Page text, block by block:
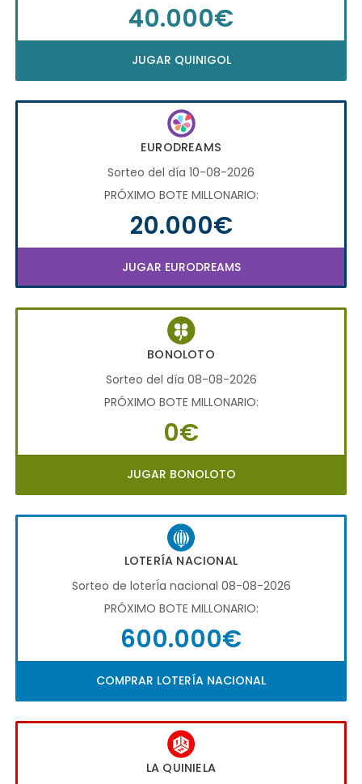
40.000€
JUGAR QUINIGOL
EURODREAMS
Sorteo del día 10-08-2026
PRÓXIMO BOTE MILLONARIO:
20.000€
JUGAR EURODREAMS
BONOLOTO
Sorteo del día 08-08-2026
PRÓXIMO BOTE MILLONARIO:
0€
JUGAR BONOLOTO
LOTERÍA NACIONAL
Sorteo de loterÍa nacional 08-08-2026
PRÓXIMO BOTE MILLONARIO:
600.000€
COMPRAR LOTERÍA NACIONAL
LA QUINIELA